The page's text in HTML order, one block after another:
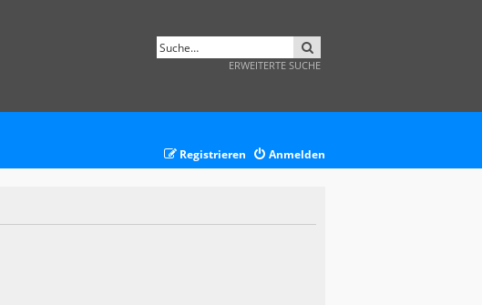
ERWEITERTE SUCHE
Anmelden
Registrieren